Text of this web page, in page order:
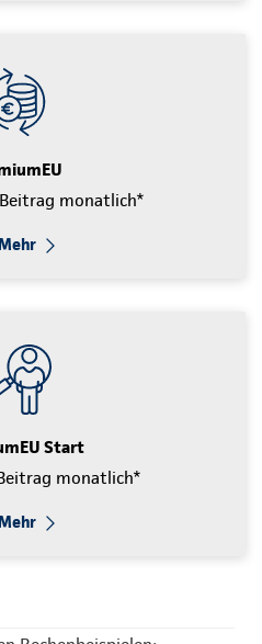
monatlich*
Start
monatlich*